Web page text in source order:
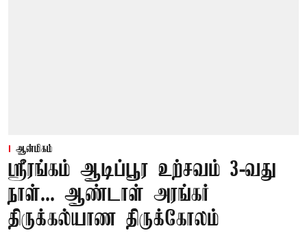
ஆன்மிகம்
ஸ்ரீரங்கம் ஆடிப்பூர உற்சவம் 3-வது
நாள்... ஆண்டாள் அரங்கர்
திருக்கல்யாண திருக்கோலம்